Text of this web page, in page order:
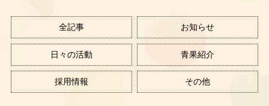
全記事 お知らせ
日々の活動 青果紹介
採用情報 その他